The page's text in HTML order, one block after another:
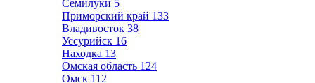
Семилуки 5
Приморский край 133
Владивосток 38
Уссурийск 16
Находка 13
Омская область 124
Омск 112